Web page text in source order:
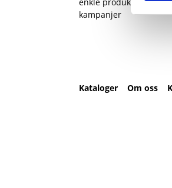
kampanjer
Kataloger Om oss